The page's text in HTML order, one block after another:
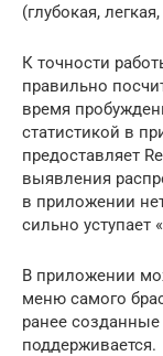
(глубокая,
К точности
правильно
время
статистикой в
предоставляет
выявления
в приложении
сильно
В приложении
меню самого
ранее
поддерживается.